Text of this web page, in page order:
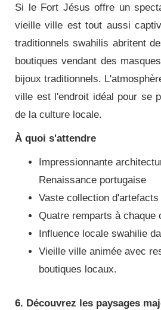
Si le Fort Jésus offre un
vieille ville est tout aussi
traditionnels swahilis abritent
boutiques vendant des
bijoux traditionnels.
ville est l'endroit idéal pour se
de la culture locale.
À quoi s'attendre
Impressionnante
Renaissance portugaise
Vaste collection d'artefacts
Quatre remparts à chaque
Influence locale swahilie
Vieille ville animée avec
boutiques locaux.
6. Découvrez les paysages